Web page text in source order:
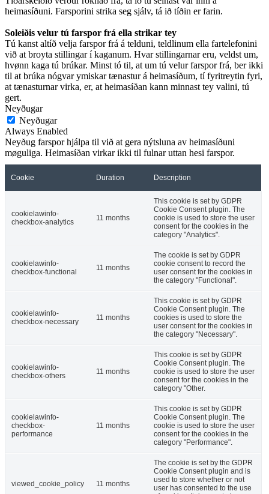
heimasíðuni. Farsporini strika seg sjálv, tá ið tíðin er farin.
Soleiðis velur tú farspor frá ella strikar tey
Tú kanst altíð velja farspor frá á telduni, teldlinum ella fartelefonini
við at broyta stillingar í kaganum. Hvar stillingarnar eru, veldst um,
hvønn kaga tú brúkar. Minst tó til, at um tú velur farspor frá, ber ikki
til at brúka nógvar ymiskar tænastur á heimasíðum, tí fyritreytin fyri,
at tænasturnar virka, er, at heimasíðan kann minnast tey valini, tú
gert.
Neyðugar
Neyðugar
Always Enabled
Neyðug farspor hjálpa til við at gera nýtsluna av heimasíðuni
møguliga. Heimasíðan virkar ikki til fulnar uttan hesi farspor.
Cookie Duration Description
cookielawinfo-
checkbox-analytics
11 months
This cookie is set by GDPR
Cookie Consent plugin. The
cookie is used to store the user
consent for the cookies in the
category "Analytics".
cookielawinfo-
checkbox-functional
11 months
The cookie is set by GDPR
cookie consent to record the
user consent for the cookies in
the category "Functional".
cookielawinfo-
checkbox-necessary
11 months
This cookie is set by GDPR
Cookie Consent plugin. The
cookies is used to store the
user consent for the cookies in
the category "Necessary".
cookielawinfo-
checkbox-others
11 months
This cookie is set by GDPR
Cookie Consent plugin. The
cookie is used to store the user
consent for the cookies in the
category "Other.
cookielawinfo-
checkbox-
performance
11 months
This cookie is set by GDPR
Cookie Consent plugin. The
cookie is used to store the user
consent for the cookies in the
category "Performance".
viewed_cookie_policy 11 months
The cookie is set by the GDPR
Cookie Consent plugin and is
used to store whether or not
user has consented to the use